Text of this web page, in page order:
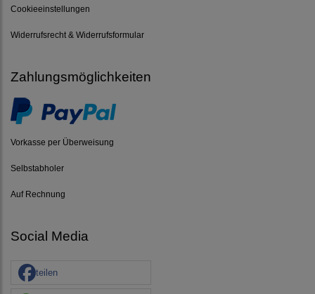
Cookieeinstellungen
Widerrufsrecht & Widerrufsformular
Zahlungsmöglichkeiten
Vorkasse per Überweisung
Selbstabholer
Auf Rechnung
Social Media
teilen